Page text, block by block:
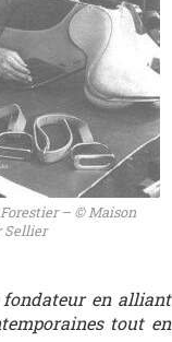
Forestier – © Maison
Sellier
en alliant
tout en